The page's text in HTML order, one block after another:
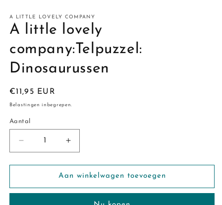
A LITTLE LOVELY COMPANY
A little lovely
company:Telpuzzel:
Dinosaurussen
Normale
prijs
€11,95 EUR
Belastingen inbegrepen.
Aantal
Aantal
Aantal
verlagen
voor
little
Aantal
verhogen
voor
A
little
Aan winkelwagen toevoegen